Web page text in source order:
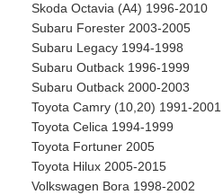
Skoda Octavia (A4) 1996-2010
Subaru Forester 2003-2005
Subaru Legacy 1994-1998
Subaru Outback 1996-1999
Subaru Outback 2000-2003
Toyota Camry (10,20) 1991-2001
Toyota Celica 1994-1999
Toyota Fortuner 2005
Toyota Hilux 2005-2015
Volkswagen Bora 1998-2002